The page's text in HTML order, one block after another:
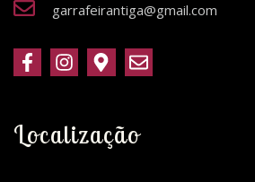
garrafeirantiga@gmail.com
Localização